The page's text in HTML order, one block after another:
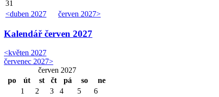
<duben 2027 červen 2027>
31
Kalendář červen 2027
<květen 2027
červenec 2027>
červen 2027
po
út st čt pá so ne
1 2 3 4 5
6